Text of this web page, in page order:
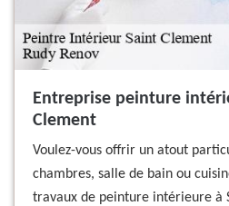
Entreprise peinture
Clement
Voulez-vous offrir un atout
chambres, salle de bain ou
travaux de peinture intérieure à